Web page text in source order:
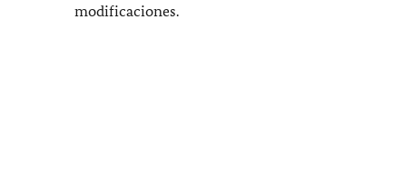
modificaciones.